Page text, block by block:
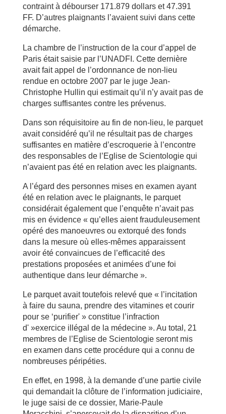
contraint à débourser 171.879 dollars et 47.391
FF. D’autres plaignants l’avaient suivi dans cette
démarche.
La chambre de l’instruction de la cour d’appel de
Paris était saisie par l’UNADFI. Cette dernière
avait fait appel de l’ordonnance de non-lieu
rendue en octobre 2007 par le juge Jean-
Christophe Hullin qui estimait qu’il n’y avait pas de
charges suffisantes contre les prévenus.
Dans son réquisitoire au fin de non-lieu, le parquet
avait considéré qu’il ne résultait pas de charges
suffisantes en matière d’escroquerie à l’encontre
des responsables de l’Eglise de Scientologie qui
n’avaient pas été en relation avec les plaignants.
A l’égard des personnes mises en examen ayant
été en relation avec le plaignants, le parquet
considérait également que l’enquête n’avait pas
mis en évidence « qu’elles aient frauduleusement
opéré des manoeuvres ou extorqué des fonds
dans la mesure où elles-mêmes apparaissent
avoir été convaincues de l’efficacité des
prestations proposées et animées d’une foi
authentique dans leur démarche ».
Le parquet avait toutefois relevé que « l’incitation
à faire du sauna, prendre des vitamines et courir
pour se ‘purifier' » constitue l’infraction
d' »exercice illégal de la médecine ». Au total, 21
membres de l’Eglise de Scientologie seront mis
en examen dans cette procédure qui a connu de
nombreuses péripéties.
En effet, en 1998, à la demande d’une partie civile
qui demandait la clôture de l’information judiciaire,
le juge saisi de ce dossier, Marie-Paule